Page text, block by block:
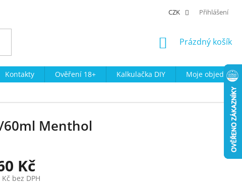
CZK Přihlášení
NÁKUPNÍ
Prázdný košík
Kontakty Ověření 18+ Kalkulačka DIY
Moje
60ml Menthol
Kč
bez DPH